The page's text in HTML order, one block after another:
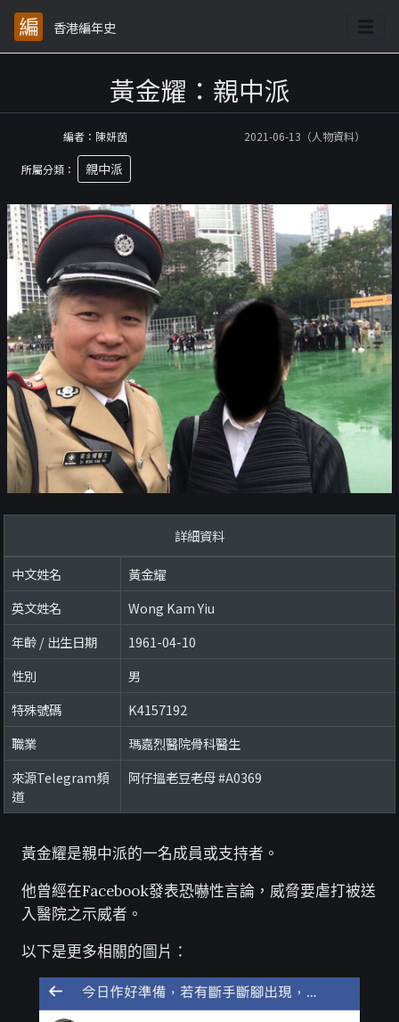
香港編年史
黃金耀：親中派
編者：陳妍茵 2021-06-13（人物資料）
所屬分類： 親中派
詳細資料
中文姓名
黃金耀
英文姓名
Wong Kam Yiu
年齡 / 出生日期
1961-04-10
性別
男
特殊號碼
K4157192
職業
瑪嘉烈醫院骨科醫生
來源Telegram頻
道
阿仔搵老豆老母 #A0369
黃金耀是親中派的一名成員或支持者。
他曾經在Facebook發表恐嚇性言論，威脅要虐打被送
入醫院之示威者。
以下是更多相關的圖片：